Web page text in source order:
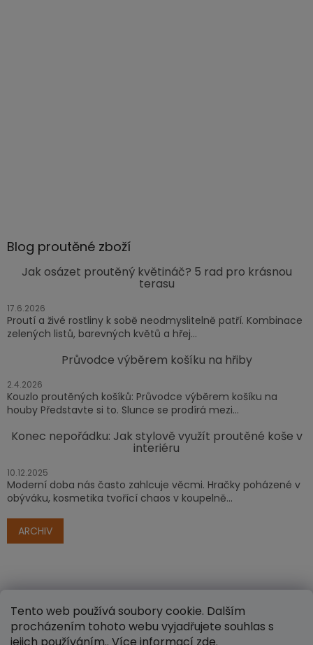
Tento web používá soubory cookie. Dalším
procházením tohoto webu vyjadřujete souhlas s
Blog proutěné zboží
Jak osázet proutěný květináč? 5 rad pro krásnou
terasu
17.6.2026
Proutí a živé rostliny k sobě neodmyslitelně patří. Kombinace
zelených listů, barevných květů a hřej...
Průvodce výběrem košíku na hřiby
2.4.2026
Kouzlo proutěných košíků: Průvodce výběrem košíku na
houby Představte si to. Slunce se prodírá mezi...
Konec nepořádku: Jak stylově využít proutěné koše v
interiéru
10.12.2025
Moderní doba nás často zahlcuje věcmi. Hračky poházené v
obýváku, kosmetika tvořící chaos v koupelně...
ARCHIV